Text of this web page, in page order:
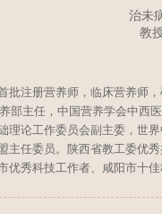
治未
教
批注册营养师，临床营养师
部主任，中国营养学会中
论工作委员会副主委，世
主任委员。陕西省教工委优
秀科技工作者、咸阳市十佳